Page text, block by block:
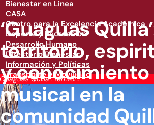
Bienestar en Linea
CASA
Centro para la Excelencia Académica
Deporte y Recreación
Desarrollo Humano
Directorio Bienestar
Información y Políticas
Transporte y Movilidad
Quilla’: territor...
‘Guaguas
territorio,
y conocimiento
musical en la
comunidad